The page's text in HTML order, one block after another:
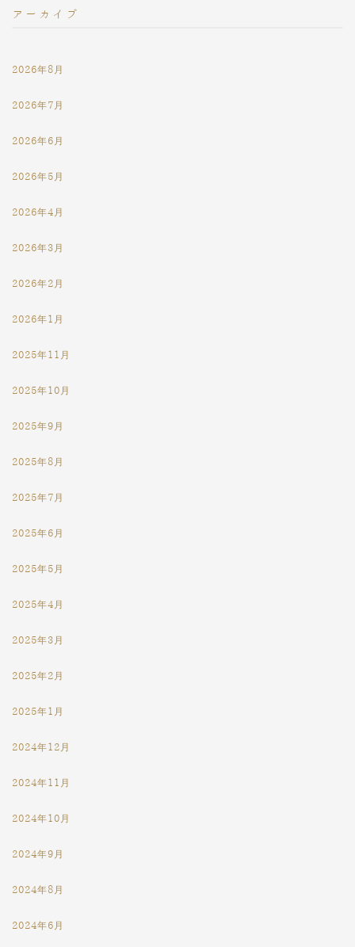
アーカイブ
2026年8月
2026年7月
2026年6月
2026年5月
2026年4月
2026年3月
2026年2月
2026年1月
2025年11月
2025年10月
2025年9月
2025年8月
2025年7月
2025年6月
2025年5月
2025年4月
2025年3月
2025年2月
2025年1月
2024年12月
2024年11月
2024年10月
2024年9月
2024年8月
2024年6月